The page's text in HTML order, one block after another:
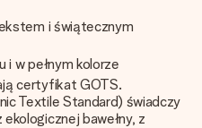
i świątecznym
i w pełnym kolorze
certyfikat GOTS.
Textile Standard) świadczy
bawełny, z